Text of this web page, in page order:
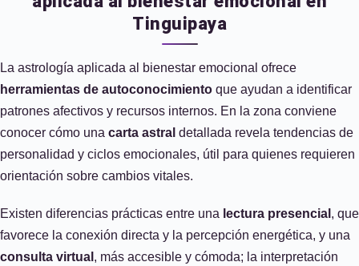
Tinguipaya
La astrología aplicada al bienestar emocional ofrece
herramientas de autoconocimiento que ayudan a identificar
patrones afectivos y recursos internos. En la zona conviene
conocer cómo una carta astral detallada revela tendencias de
personalidad y ciclos emocionales, útil para quienes requieren
orientación sobre cambios vitales.
Existen diferencias prácticas entre una lectura presencial , que
favorece la conexión directa y la percepción energética, y una
consulta virtual , más accesible y cómoda; la interpretación